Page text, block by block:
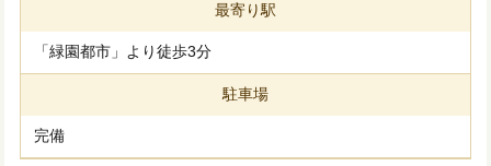
最寄り駅
「緑園都市」より徒歩3分
駐車場
完備